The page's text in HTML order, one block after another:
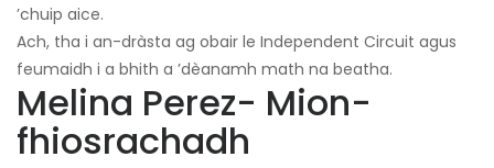
’chuip aice.
Ach, tha i an-dràsta ag obair le Independent Circuit agus
feumaidh i a bhith a ’dèanamh math na beatha.
Melina Perez- Mion-
fhiosrachadh